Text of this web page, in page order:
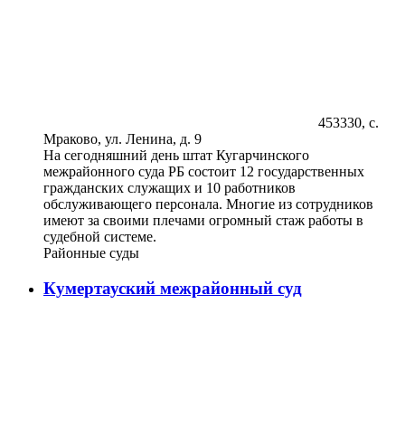
453330, с.
Мраково, ул. Ленина, д. 9
На сегодняшний день штат Кугарчинского
межрайонного суда РБ состоит 12 государственных
гражданских служащих и 10 работников
обслуживающего персонала. Многие из сотрудников
имеют за своими плечами огромный стаж работы в
судебной системе.
Районные суды
Кумертауский межрайонный суд